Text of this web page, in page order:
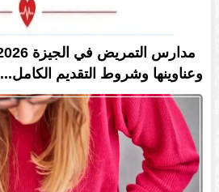
وعناوينها وشروط التقديم الكامل...